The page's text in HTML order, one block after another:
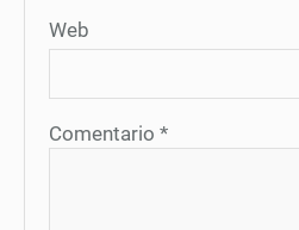
Web
Comentario *